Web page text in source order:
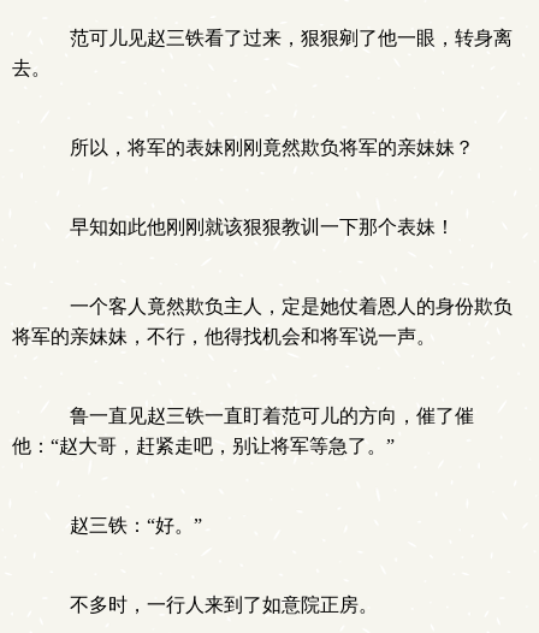
范可儿见赵三铁看了过来，狠狠剜了他一眼，转身离
去。
所以，将军的表妹刚刚竟然欺负将军的亲妹妹？
早知如此他刚刚就该狠狠教训一下那个表妹！
一个客人竟然欺负主人，定是她仗着恩人的身份欺负
将军的亲妹妹，不行，他得找机会和将军说一声。
鲁一直见赵三铁一直盯着范可儿的方向，催了催
他：“赵大哥，赶紧走吧，别让将军等急了。”
赵三铁：“好。”
不多时，一行人来到了如意院正房。